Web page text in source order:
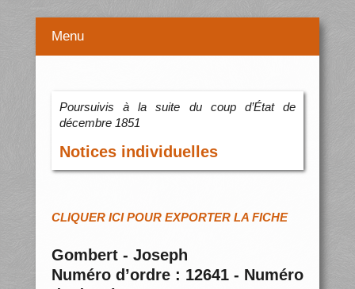
Menu
Poursuivis à la suite du coup d’État de
décembre 1851
Notices individuelles
CLIQUER ICI POUR EXPORTER LA FICHE
Gombert - Joseph
Numéro d’ordre : 12641 - Numéro